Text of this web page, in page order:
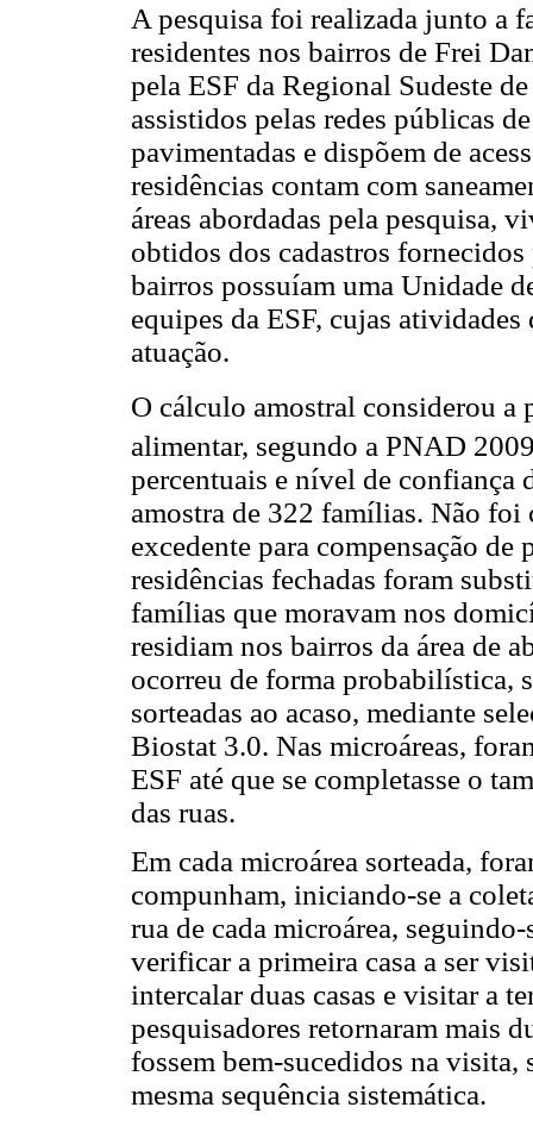
A pesquisa foi realizada junto a
residentes nos bairros de Frei
pela ESF da Regional Sudeste
assistidos pelas redes públicas
pavimentadas e dispõem de
residências contam com
áreas abordadas pela pesquisa,
obtidos dos cadastros
bairros possuíam uma Unidade
equipes da ESF, cujas
atuação.
O cálculo amostral considerou a
alimentar, segundo a PNAD
percentuais e nível de confiança
amostra de 322 famílias. Não foi
excedente para compensação de
residências fechadas foram
famílias que moravam nos
residiam nos bairros da área de
ocorreu de forma probabilística,
sorteadas ao acaso, mediante
Biostat 3.0. Nas microáreas,
ESF até que se completasse o
das ruas.
Em cada microárea sorteada,
compunham, iniciando-se a
rua de cada microárea,
verificar a primeira casa a ser
intercalar duas casas e visitar a
pesquisadores retornaram mais
fossem bem-sucedidos na visita,
mesma sequência sistemática.